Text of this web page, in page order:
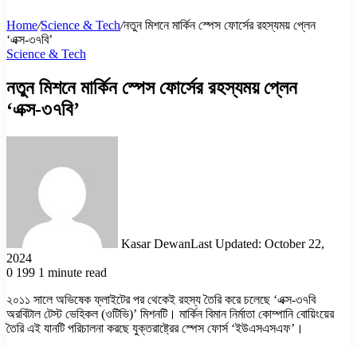
Home/Science & Tech/নতুন মিশনে মার্কিন স্পেস ফোর্সের রহস্যময় প্লেন
‘এক্স-৩৭বি’
Science & Tech
নতুন মিশনে মার্কিন স্পেস ফোর্সের রহস্যময় প্লেন
‘এক্স-৩৭বি’
Kasar DewanLast Updated: October 22,
2024
0 199 1 minute read
২০১১ সালে অভিষেক ফ্লাইটের পর থেকেই রহস্য তৈরি করে চলেছে ‘এক্স-৩৭বি
অরবিটাল টেস্ট ভেহিকল (ওটিভি)’ মিশনটি। মার্কিন বিমান নির্মাতা কোম্পানি বোয়িংয়ের
তৈরি এই যানটি পরিচালনা করছে যুক্তরাষ্ট্রের স্পেস ফোর্স ‘ইউএসএসএফ’।